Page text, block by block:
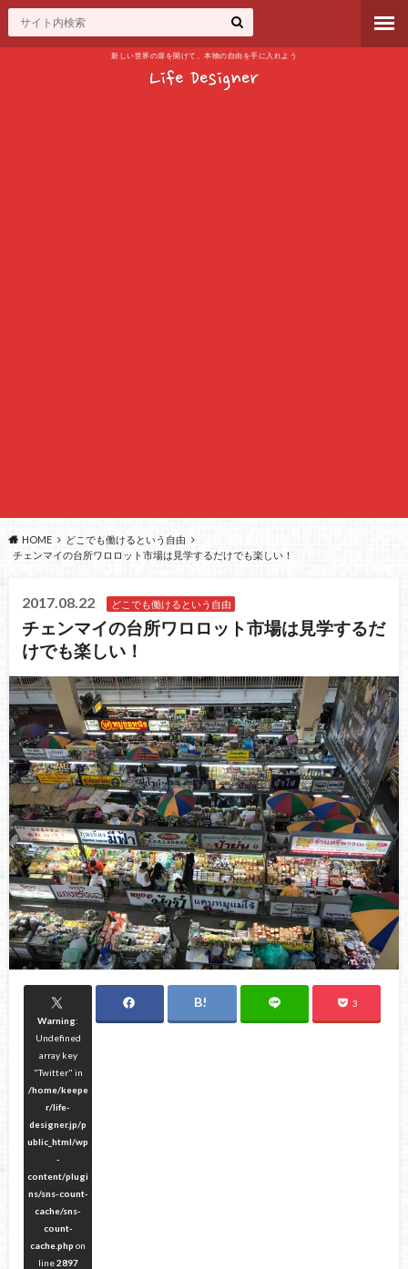
新しい世界の扉を開けて、本物の自由を手に入れよう
HOME
どこでも働けるという自由
チェンマイの台所ワロロット市場は見学するだけでも楽しい！
2017.08.22 どこでも働けるという自由
チェンマイの台所ワロロット市場は見学するだ
けでも楽しい！
Warning:
Undefined
array key
"Twitter" in
/home/keepe
r/life-
designer.jp/p
ublic_html/wp
-
content/plugi
ns/sns-count-
cache/sns-
count-
cache.php on
line2897
3